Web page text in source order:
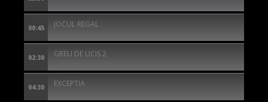
00:45 JOCUL REGAL
02:30 GREU DE UCIS 2
04:30 EXCEPTIA